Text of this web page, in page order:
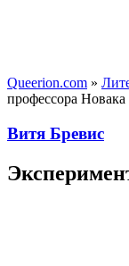
Queerion.com »
профессора Новака
Витя Бревис